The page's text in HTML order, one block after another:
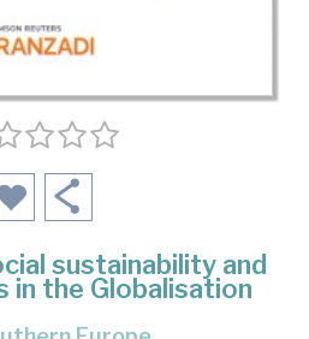
sustainability and
in the Globalisation